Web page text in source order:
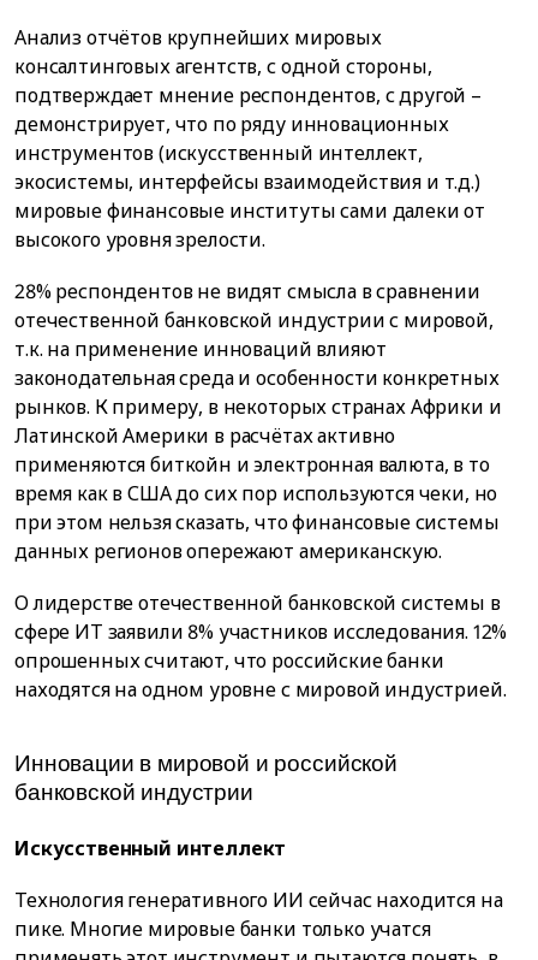
Анализ отчётов крупнейших мировых
консалтинговых агентств, с одной стороны,
подтверждает мнение респондентов, с другой –
демонстрирует, что по ряду инновационных
инструментов (искусственный интеллект,
экосистемы, интерфейсы взаимодействия и т.д.)
мировые финансовые институты сами далеки от
высокого уровня зрелости.
28% респондентов не видят смысла в сравнении
отечественной банковской индустрии с мировой,
т.к. на применение инноваций влияют
законодательная среда и особенности конкретных
рынков. К примеру, в некоторых странах Африки и
Латинской Америки в расчётах активно
применяются биткойн и электронная валюта, в то
время как в США до сих пор используются чеки, но
при этом нельзя сказать, что финансовые системы
данных регионов опережают американскую.
О лидерстве отечественной банковской системы в
сфере ИТ заявили 8% участников исследования. 12%
опрошенных считают, что российские банки
находятся на одном уровне с мировой индустрией.
Инновации в мировой и российской
банковской индустрии
Искусственный интеллект
Технология генеративного ИИ сейчас находится на
пике. Многие мировые банки только учатся